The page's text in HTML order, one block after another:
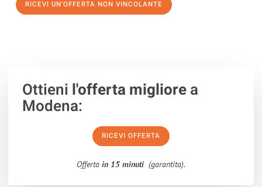
RICEVI UN'OFFERTA NON VINCOLANTE
Ottieni l'offerta migliorea
Modena:
RICEVI OFFERTA
Offerta in 15 minuti (garantita).